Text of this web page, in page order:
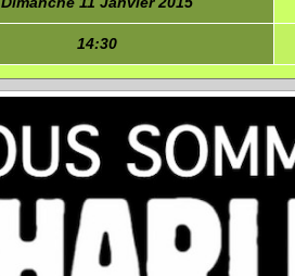
14:30